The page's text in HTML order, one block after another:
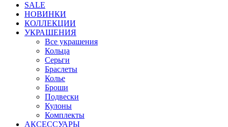
SALE
НОВИНКИ
КОЛЛЕКЦИИ
УКРАШЕНИЯ
Все украшения
Кольца
Серьги
Браслеты
Колье
Броши
Подвески
Кулоны
Комплекты
АКСЕССУАРЫ